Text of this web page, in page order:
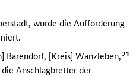
wurde die Aufforderung
Barendorf, [Kreis] Wanzleben,21
Anschlagbretter der